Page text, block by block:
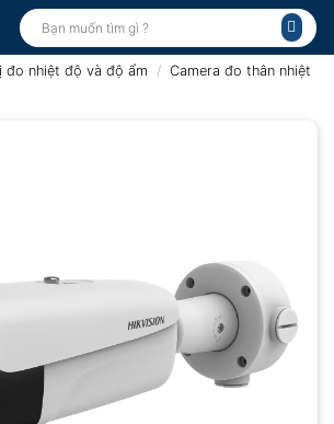
Tìm
kiếm:
đo nhiệt độ và độ ẩm / Camera đo thân nhiệt